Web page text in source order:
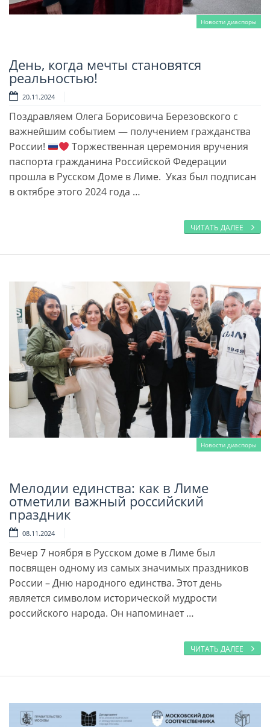
Новости диаспоры
Читать далее
День, когда мечты становятся
реальностью!
20.11.2024
Поздравляем Олега Борисовича Березовского с
важнейшим событием — получением гражданства
России!
Торжественная церемония вручения
паспорта гражданина Российской Федерации
прошла в Русском Доме в Лиме. Указ был подписан
в октябре этого 2024 года …
ЧИТАТЬ ДАЛЕЕ
Новости диаспоры
Читать далее
Мелодии единства: как в Лиме
отметили важный российский
праздник
08.11.2024
Вечер 7 ноября в Русском доме в Лиме был
посвящен одному из самых значимых праздников
России – Дню народного единства. Этот день
является символом исторической мудрости
российского народа. Он напоминает …
ЧИТАТЬ ДАЛЕЕ